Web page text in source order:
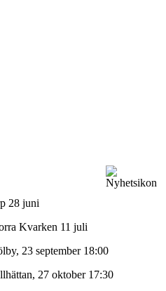
28 juni
Kvarken 11 juli
23 september 18:00
27 oktober 17:30